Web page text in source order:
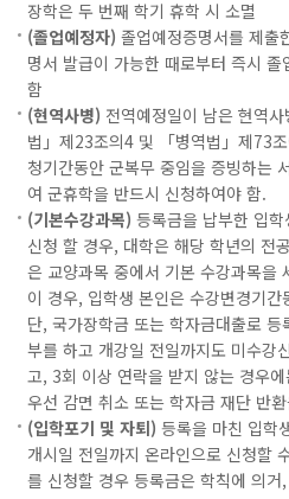
장학은 두 번째 학기 휴학 시 소멸
(졸업예정자) 졸업예정증명서를 제출
명서 발급이 가능한 때로부터 즉시
함
(현역사병) 전역예정일이 남은 현역
법」제23조의4 및 「병역법」제73
청기간동안 군복무 중임을 증빙하는
여 군휴학을 반드시 신청하여야 함.
(기본수강과목) 등록금을 납부한 입
신청 할 경우, 대학은 해당 학년의 전
은 교양과목 중에서 기본 수강과목을
이 경우, 입학생 본인은 수강변경기
단, 국가장학금 또는 학자금대출로
부를 하고 개강일 전일까지도 미수강
고, 3회 이상 연락을 받지 않는 경우
우선 감면 취소 또는 학자금 재단 반
(입학포기 및 자퇴) 등록을 마친 입학
개시일 전일까지 온라인으로 신청할
를 신청할 경우 등록금은 학칙에 의